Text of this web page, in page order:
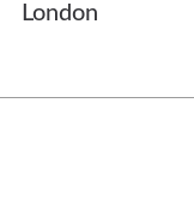
London